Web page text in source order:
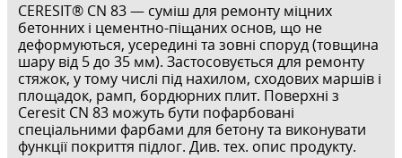
CERESIT® CN 83 — суміш для ремонту міцних
бетонних і цементно-піщаних основ, що не
деформуються, усередині та зовні споруд (товщина
шару від 5 до 35 мм). Застосовується для ремонту
стяжок, у тому числі під нахилом, сходових маршів і
площадок, рамп, бордюрних плит. Поверхні з
Ceresit CN 83 можуть бути пофарбовані
спеціальними фарбами для бетону та виконувати
функції покриття підлог. Див. тех. опис продукту.